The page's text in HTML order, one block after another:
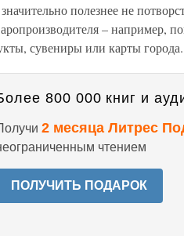
полезнее не
– например,
сувениры или карты города.
800 000 книг и
2 месяца Литрес
чтением
ПОЛУЧИТЬ ПОДАРОК